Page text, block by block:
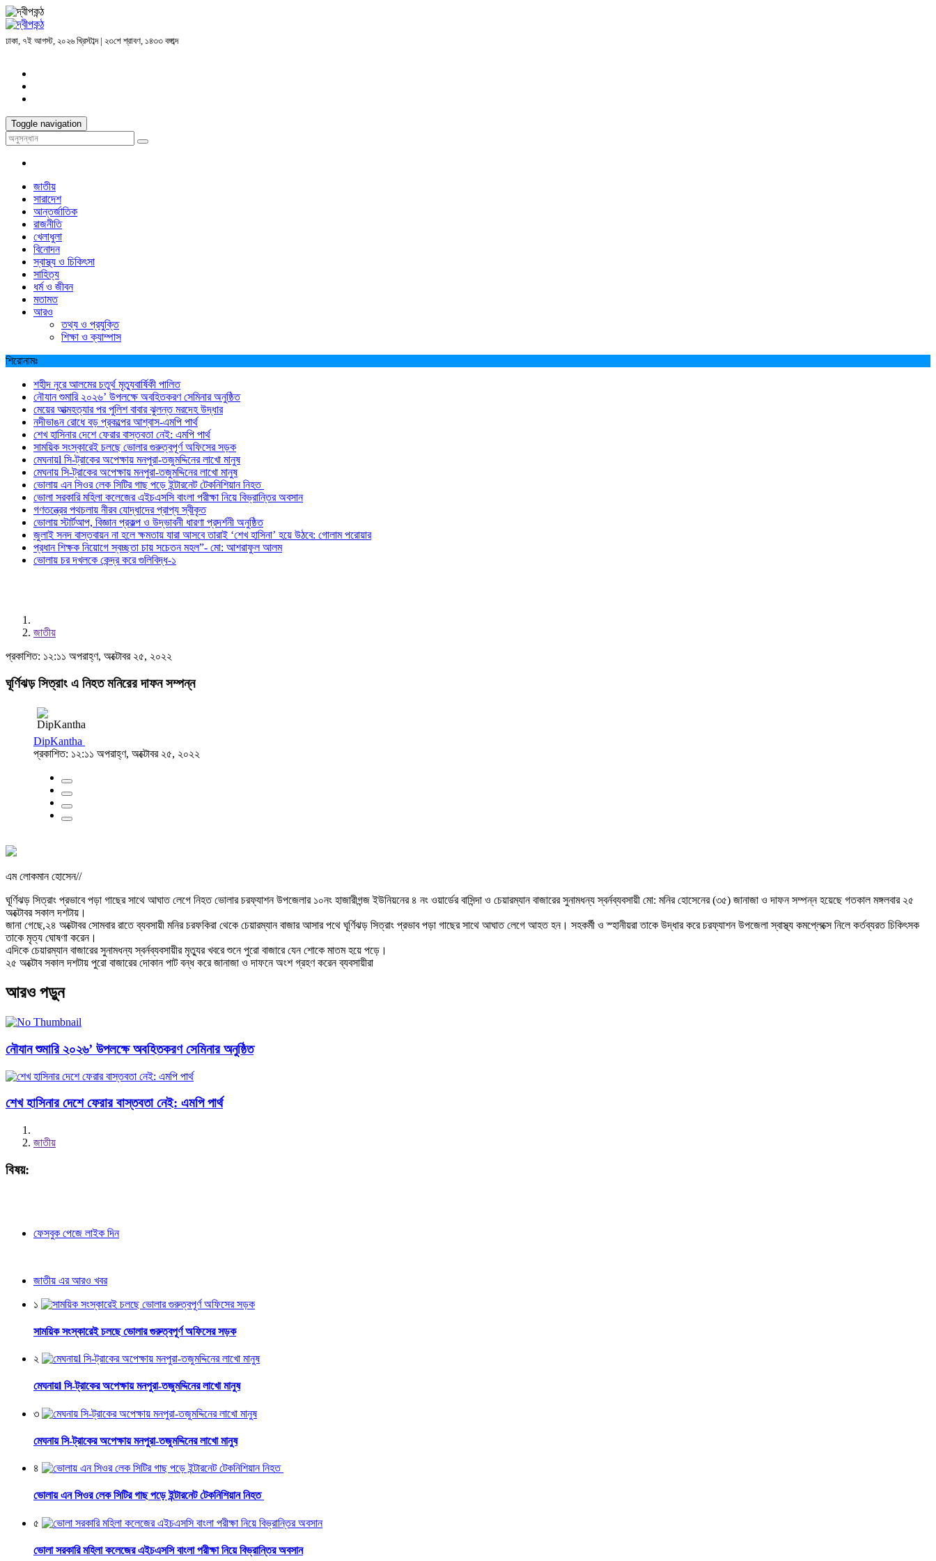
ঢাকা, ৭ই আগস্ট, ২০২৬ খ্রিস্টাব্দ | ২৩শে শ্রাবণ, ১৪৩৩ বঙ্গাব্দ
Toggle navigation
জাতীয়
সারাদেশ
আন্তর্জাতিক
রাজনীতি
খেলাধুলা
বিনোদন
স্বাস্থ্য ও চিকিৎসা
সাহিত্য
ধর্ম ও জীবন
মতামত
আরও
তথ্য ও প্রযুক্তি
শিক্ষা ও ক্যাম্পাস
শিরোনামঃ
শহীদ নূরে আলমের চতুর্থ মৃত্যুবার্ষিকী পালিত
নৌযান শুমারি ২০২৬’ উপলক্ষে অবহিতকরণ সেমিনার অনুষ্ঠিত
মেয়ের আত্মহত্যার পর পুলিশ বাবার ঝুলন্ত মরদেহ উদ্ধার
নদীভাঙন রোধে বড় প্রকল্পের আশ্বাস-এমপি পার্থ
শেখ হাসিনার দেশে ফেরার বাস্তবতা নেই: এমপি পার্থ
সাময়িক সংস্কারেই চলছে ভোলার গুরুত্বপূর্ণ অফিসের সড়ক
মেঘনায়l সি-ট্রাকের অপেক্ষায় মনপুরা-তজুমদ্দিনের লাখো মানুষ
মেঘনায় সি-ট্রাকের অপেক্ষায় মনপুরা-তজুমদ্দিনের লাখো মানুষ
ভোলায় এন সিওর লেক সিটির গাছ পড়ে ইন্টারনেট টেকনিশিয়ান নিহত
ভোলা সরকারি মহিলা কলেজের এইচএসসি বাংলা পরীক্ষা নিয়ে বিভ্রান্তির অবসান
গণতন্ত্রের পথচলায় নীরব যোদ্ধাদের প্রাপ্য স্বীকৃত
ভোলায় স্টার্টআপ, বিজ্ঞান প্রকল্প ও উদ্ভাবনী ধারণা প্রদর্শনী অনুষ্ঠিত
জুলাই সনদ বাস্তবায়ন না হলে ক্ষমতায় যারা আসবে তারাই ‘শেখ হাসিনা’ হয়ে উঠবে: গোলাম পরোয়ার
প্রধান শিক্ষক নিয়োগে স্বচ্ছতা চায় সচেতন মহল”- মো: আশরাফুল আলম
ভোলায় চর দখলকে কেন্দ্র করে গুলিবিদ্ধ-১
জাতীয়
প্রকাশিত: ১২:১১ অপরাহ্ণ, অক্টোবর ২৫, ২০২২
ঘূর্ণিঝড় সিত্রাং এ নিহত মনিরের দাফন সম্পন্ন
DipKantha
প্রকাশিত: ১২:১১ অপরাহ্ণ, অক্টোবর ২৫, ২০২২
এম লোকমান হোসেন//
ঘূর্ণিঝড় সিত্রাং প্রভাবে পড়া গাছের সাথে আঘাত লেগে নিহত ভোলার চরফ্যাশন উপজেলার ১০নং হাজারীগন্জ ইউনিয়নের ৪ নং ওয়ার্ডের বাসিন্দা ও চেয়ারম্যান বাজারের সুনামধন্য স্বর্নব্যবসায়ী মো: মনির হোসেনের (৩৫) জানাজা ও দাফন সম্পন্ন হয়েছে গতকাল মঙ্গলবার ২৫
অক্টোবর সকাল দশটায়।
জানা গেছে,২৪ অক্টোবর সোমবার রাতে ব্যবসায়ী মনির চরফকিরা থেকে চেয়ারম্যান বাজার আসার পথে ঘূর্ণিঝড় সিত্রাং প্রভাব পড়া গাছের সাথে আঘাত লেগে আহত হন। সহকর্মী ও স্হানীয়রা তাকে উদ্ধার করে চরফ্যাশন উপজেলা স্বাস্থ্য কমপ্লেক্সে নিলে কর্তব্যরত চিকিৎসক
তাকে মৃত্য ঘোষণা করেন।
এদিকে চেয়ারম্যান বাজারের সুনামধন্য স্বর্নব্যবসায়ীর মৃত্যুর খবরে শুনে পুরো বাজারে যেন শোকে মাতম হয়ে পড়ে।
২৫ অক্টোব সকাল দশটায় পুরো বাজারের দোকান পাট বন্ধ করে জানাজা ও দাফনে অংশ গ্রহণ করেন ব্যবসায়ীরা
আরও পড়ুন
নৌযান শুমারি ২০২৬’ উপলক্ষে অবহিতকরণ সেমিনার অনুষ্ঠিত
শেখ হাসিনার দেশে ফেরার বাস্তবতা নেই: এমপি পার্থ
জাতীয়
বিষয়:
ফেসবুক পেজে লাইক দিন
জাতীয় এর আরও খবর
১
সাময়িক সংস্কারেই চলছে ভোলার গুরুত্বপূর্ণ অফিসের সড়ক
২
মেঘনায়l সি-ট্রাকের অপেক্ষায় মনপুরা-তজুমদ্দিনের লাখো মানুষ
৩
মেঘনায় সি-ট্রাকের অপেক্ষায় মনপুরা-তজুমদ্দিনের লাখো মানুষ
৪
ভোলায় এন সিওর লেক সিটির গাছ পড়ে ইন্টারনেট টেকনিশিয়ান নিহত
৫
ভোলা সরকারি মহিলা কলেজের এইচএসসি বাংলা পরীক্ষা নিয়ে বিভ্রান্তির অবসান